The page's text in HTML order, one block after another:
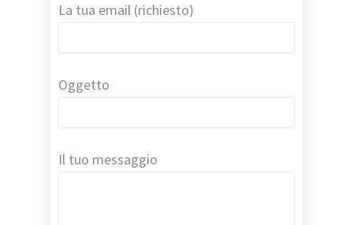
La tua email (richiesto)
Oggetto
Il tuo messaggio